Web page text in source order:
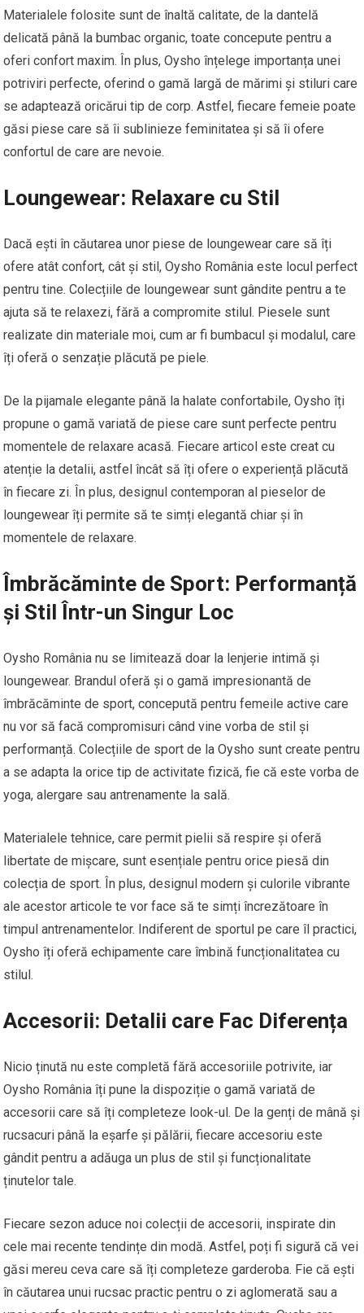
Materialele folosite sunt de înaltă calitate, de la dantelă
delicată până la bumbac organic, toate concepute pentru a
oferi confort maxim. În plus, Oysho înțelege importanța unei
potriviri perfecte, oferind o gamă largă de mărimi și stiluri care
se adaptează oricărui tip de corp. Astfel, fiecare femeie poate
găsi piese care să îi sublinieze feminitatea și să îi ofere
confortul de care are nevoie.
Loungewear: Relaxare cu Stil
Dacă ești în căutarea unor piese de loungewear care să îți
ofere atât confort, cât și stil, Oysho România este locul perfect
pentru tine. Colecțiile de loungewear sunt gândite pentru a te
ajuta să te relaxezi, fără a compromite stilul. Piesele sunt
realizate din materiale moi, cum ar fi bumbacul și modalul, care
îți oferă o senzație plăcută pe piele.
De la pijamale elegante până la halate confortabile, Oysho îți
propune o gamă variată de piese care sunt perfecte pentru
momentele de relaxare acasă. Fiecare articol este creat cu
atenție la detalii, astfel încât să îți ofere o experiență plăcută
în fiecare zi. În plus, designul contemporan al pieselor de
loungewear îți permite să te simți elegantă chiar și în
momentele de relaxare.
Îmbrăcăminte de Sport: Performanță
și Stil Într-un Singur Loc
Oysho România nu se limitează doar la lenjerie intimă și
loungewear. Brandul oferă și o gamă impresionantă de
îmbrăcăminte de sport, concepută pentru femeile active care
nu vor să facă compromisuri când vine vorba de stil și
performanță. Colecțiile de sport de la Oysho sunt create pentru
a se adapta la orice tip de activitate fizică, fie că este vorba de
yoga, alergare sau antrenamente la sală.
Materialele tehnice, care permit pielii să respire și oferă
libertate de mișcare, sunt esențiale pentru orice piesă din
colecția de sport. În plus, designul modern și culorile vibrante
ale acestor articole te vor face să te simți încrezătoare în
timpul antrenamentelor. Indiferent de sportul pe care îl practici,
Oysho îți oferă echipamente care îmbină funcționalitatea cu
stilul.
Accesorii: Detalii care Fac Diferența
Nicio ținută nu este completă fără accesoriile potrivite, iar
Oysho România îți pune la dispoziție o gamă variată de
accesorii care să îți completeze look-ul. De la genți de mână și
rucsacuri până la eșarfe și pălării, fiecare accesoriu este
gândit pentru a adăuga un plus de stil și funcționalitate
ținutelor tale.
Fiecare sezon aduce noi colecții de accesorii, inspirate din
cele mai recente tendințe din modă. Astfel, poți fi sigură că vei
găsi mereu ceva care să îți completeze garderoba. Fie că ești
în căutarea unui rucsac practic pentru o zi aglomerată sau a